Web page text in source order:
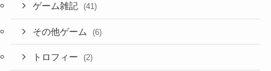
ゲーム雑記 (41)
その他ゲーム (6)
トロフィー (2)